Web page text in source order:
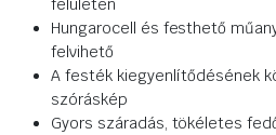
felületen
Hungarocell és festhető
felvihető
A festék kiegyenlítődésének
szóráskép
Gyors száradás, tökéletes